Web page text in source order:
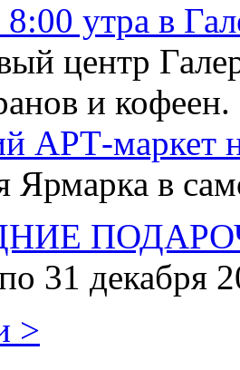
8:00 утра в
центр
и кофеен.
АРТ-маркет
Ярмарка в
31 декабря
>